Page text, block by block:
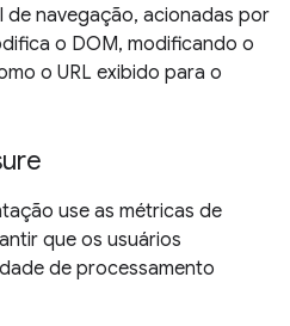
de navegação, acionadas por
o DOM, modificando o
o URL exibido para o
use as métricas de
que os usuários
de processamento